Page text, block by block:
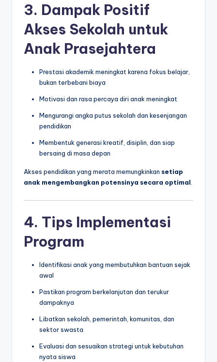
3. Dampak Positif
Akses Sekolah untuk
Anak Prasejahtera
Prestasi akademik meningkat karena fokus belajar,
bukan terbebani biaya
Motivasi dan rasa percaya diri anak meningkat
Mengurangi angka putus sekolah dan kesenjangan
pendidikan
Membentuk generasi kreatif, disiplin, dan siap
bersaing di masa depan
Akses pendidikan yang merata memungkinkan setiap
anak mengembangkan potensinya secara optimal
4. Tips Implementasi
Program
Identifikasi anak yang membutuhkan bantuan sejak
awal
Pastikan program berkelanjutan dan terukur
dampaknya
Libatkan sekolah, pemerintah, komunitas, dan
sektor swasta
Evaluasi dan sesuaikan strategi untuk kebutuhan
nyata siswa